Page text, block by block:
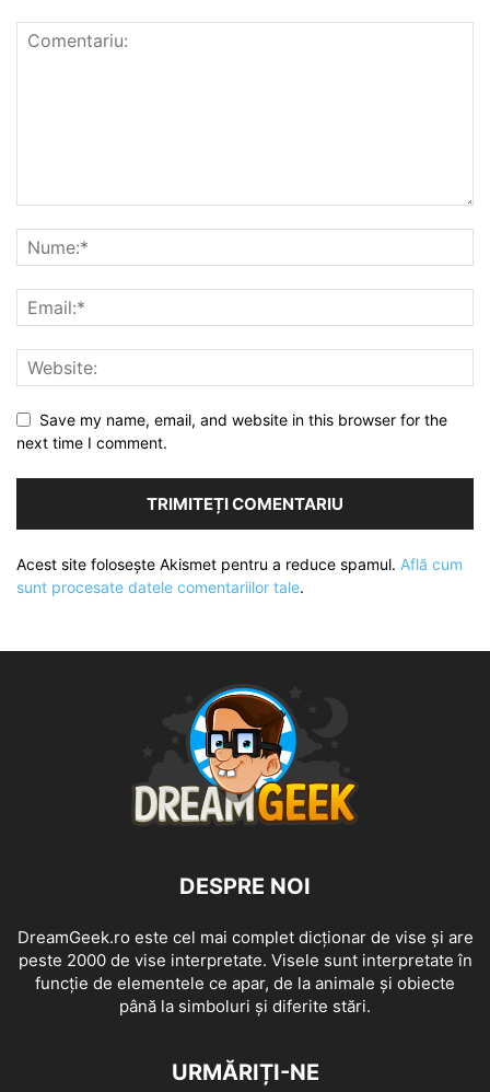
Save my name, email, and website in this browser for the
next time I comment.
Acest site folosește Akismet pentru a reduce spamul. Află cum
sunt procesate datele comentariilor tale.
DESPRE NOI
DreamGeek.ro este cel mai complet dicționar de vise și are
peste 2000 de vise interpretate. Visele sunt interpretate în
funcție de elementele ce apar, de la animale și obiecte
până la simboluri și diferite stări.
URMĂRIȚI-NE